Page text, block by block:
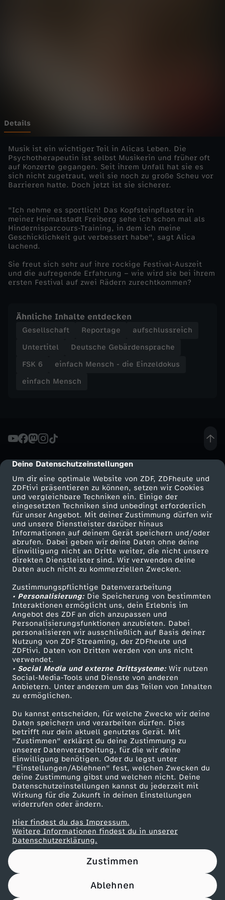
cmp-dialog-description
Deine Datenschutzeinstellungen
Um dir eine optimale Website von ZDF, ZDFheute und
ZDFtivi präsentieren zu können, setzen wir Cookies
und vergleichbare Techniken ein. Einige der
eingesetzten Techniken sind unbedingt erforderlich
für unser Angebot. Mit deiner Zustimmung dürfen wir
und unsere Dienstleister darüber hinaus
Informationen auf deinem Gerät speichern und/oder
abrufen. Dabei geben wir deine Daten ohne deine
Einwilligung nicht an Dritte weiter, die nicht unsere
direkten Dienstleister sind. Wir verwenden deine
Daten auch nicht zu kommerziellen Zwecken.
Zustimmungspflichtige Datenverarbeitung
• Personalisierung:Die Speicherung von bestimmten
Interaktionen ermöglicht uns, dein Erlebnis im
Angebot des ZDF an dich anzupassen und
Personalisierungsfunktionen anzubieten. Dabei
personalisieren wir ausschließlich auf Basis deiner
Nutzung von ZDF Streaming, der ZDFheute und
ZDFtivi. Daten von Dritten werden von uns nicht
verwendet.
• Social Media und externe Drittsysteme:Wir nutzen
Social-Media-Tools und Dienste von anderen
Anbietern. Unter anderem um das Teilen von Inhalten
zu ermöglichen.
Du kannst entscheiden, für welche Zwecke wir deine
Daten speichern und verarbeiten dürfen. Dies
betrifft nur dein aktuell genutztes Gerät. Mit
"Zustimmen" erklärst du deine Zustimmung zu
unserer Datenverarbeitung, für die wir deine
Einwilligung benötigen. Oder du legst unter
"Einstellungen/Ablehnen" fest, welchen Zwecken du
deine Zustimmung gibst und welchen nicht. Deine
Datenschutzeinstellungen kannst du jederzeit mit
Wirkung für die Zukunft in deinen Einstellungen
widerrufen oder ändern.
Hier findest du das Impressum.
Weitere Informationen findest du in unserer
Datenschutzerklärung.
Zustimmen
Ablehnen
h
-
d
e
E
i
z
e
l
k
u
s
-
A
l
i
c
a
A
t
m
a
n
n
:
B
a
Details
Musik ist ein wichtiger Teil in Alicas Leben. Die
Psychotherapeutin ist selbst Musikerin und früher oft
auf Konzerte gegangen. Seit ihrem Unfall hat sie es
sich nicht zugetraut, weil sie noch zu große Scheu vor
Barrieren hatte. Doch jetzt ist sie sicherer.
"Ich nehme es sportlich! Das Kopfsteinpflaster in
meiner Heimatstadt Freiberg sehe ich schon mal als
Hindernisparcours-Training, in dem ich meine
Geschicklichkeit gut verbessert habe", sagt Alica
lachend.
Sie freut sich sehr auf ihre rockige Festival-Auszeit
und die aufregende Erfahrung – wie wird sie bei ihrem
ersten Festival auf zwei Rädern zurechtkommen?
Ähnliche Inhalte entdecken
Gesellschaft Reportage
aufschlussreich
Untertitel
Deutsche Gebärdensprache
FSK 6
einfach Mensch - die Einzeldokus
einfach Mensch
Mehr ZDF
ZDF-Apps
Smart TV
ZDFtext
Livestreams
Sendungen A-Z
TV-Programm
Service
ZDFmitreden
Kontakt zum ZDF
Tickets
Zuschauerservice
Hilfe
ZDF Unternehmen
Karriere
ZDF goes Schule
Werbefernsehen
Mainzelmännchen
Partner
Nutzungsbedingungen